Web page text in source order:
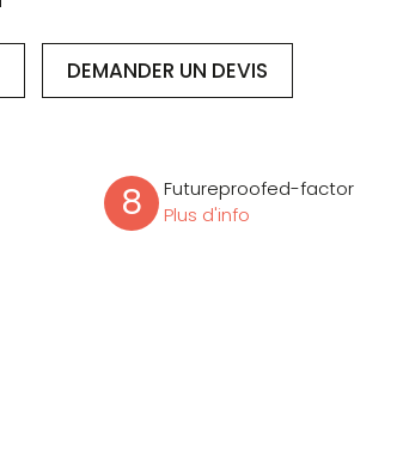
DEMANDER UN DEVIS
8
Futureproofed-factor
Plus d'info